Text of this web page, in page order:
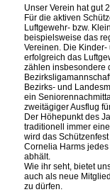
Unser Verein hat gut
Für die aktiven
Luftgewehr- bzw.
beispielsweise das
Vereinen. Die
erfolgreich das
zählen insbesondere
Bezirks- und
ein
zweitägiger Ausflug
Der Höhepunkt des
traditionell immer
wird das
Cornelia Harms
abhält.
Wie ihr seht, bietet
auch als neue
zu dürfen.